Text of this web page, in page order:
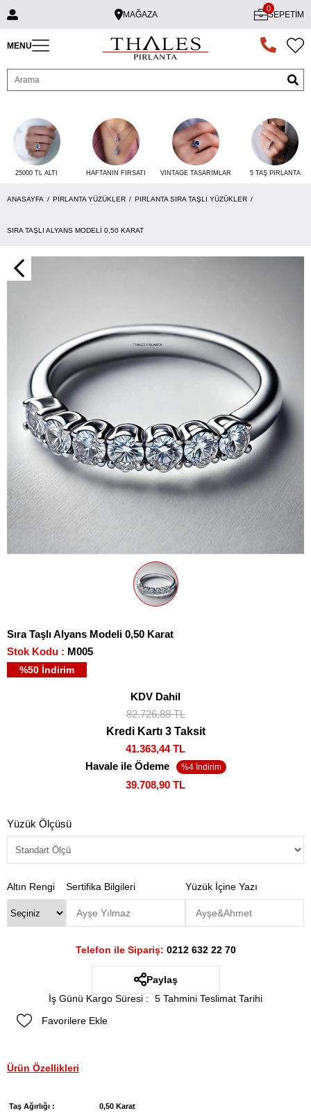
MAĞAZA SEPETIM
0
MENU
25000 TL ALTI HAFTANIN FIRSATI VINTAGE TASARIMLAR 5 TAŞ PIRLANTA
ANASAYFA PIRLANTA YÜZÜKLER PIRLANTA SIRA TAŞLI YÜZÜKLER
SIRA TAŞLI ALYANS MODELI 0,50 KARAT
Sıra Taşlı Alyans Modeli 0,50 Karat
Stok Kodu
M005
%50 İndirim
KDV Dahil
82.726,88 TL
Kredi Kartı 3 Taksit
41.363,44 TL
Havale ile Ödeme
39.708,90 TL
Yüzük Ölçüsü
Altın Rengi Sertifika Bilgileri Yüzük İçine Yazı
Telefon ile Sipariş: 0212 632 22 70
Paylaş
İş Günü Kargo Süresi :
5 Tahmini Teslimat Tarihi
Favorilere Ekle
Ürün Özellikleri
Taş Ağırlığı : 0,50 Karat